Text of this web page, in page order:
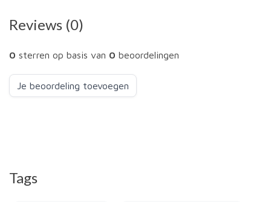
Reviews (0)
0 sterren op basis van 0 beoordelingen
Je beoordeling toevoegen
Tags